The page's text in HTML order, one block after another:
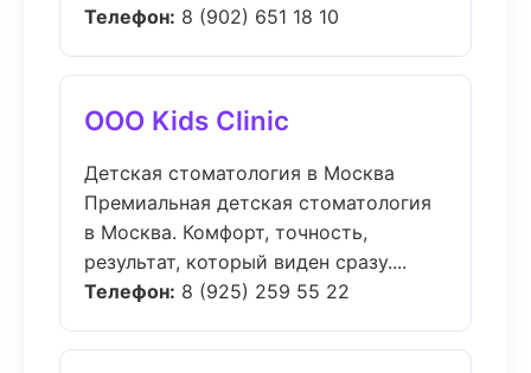
Телефон: 8 (902) 651 18 10
ООО Kids Clinic
Детская стоматология в Москва
Премиальная детская стоматология
в Москва. Комфорт, точность,
результат, который виден сразу....
Телефон: 8 (925) 259 55 22